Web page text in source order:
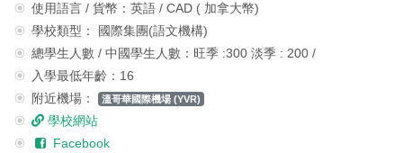
使用語言 / 貨幣：英語 / CAD ( 加拿大幣)
學校類型： 國際集團(語文機構)
總學生人數 / 中國學生人數：旺季 :300 淡季 : 200 /
入學最低年齡：16
附近機場：
溫哥華國際機場 (YVR)
學校網站
Facebook